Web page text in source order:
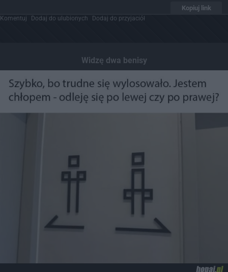
Kopiuj link
Komentuj Dodaj do ulubionych Dodaj do przyjaciół
Widzę dwa benisy